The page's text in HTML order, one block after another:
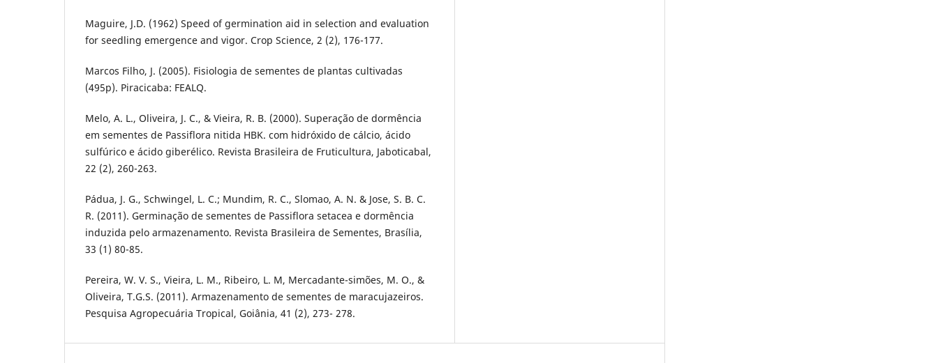
Maguire, J.D. (1962) Speed of germination aid in selection and evaluation
for seedling emergence and vigor. Crop Science, 2 (2), 176-177.
Marcos Filho, J. (2005). Fisiologia de sementes de plantas cultivadas
(495p). Piracicaba: FEALQ.
Melo, A. L., Oliveira, J. C., & Vieira, R. B. (2000). Superação de dormência
em sementes de Passiflora nitida HBK. com hidróxido de cálcio, ácido
sulfúrico e ácido giberélico. Revista Brasileira de Fruticultura, Jaboticabal,
22 (2), 260-263.
Pádua, J. G., Schwingel, L. C.; Mundim, R. C., Slomao, A. N. & Jose, S. B. C.
R. (2011). Germinação de sementes de Passiflora setacea e dormência
induzida pelo armazenamento. Revista Brasileira de Sementes, Brasília,
33 (1) 80-85.
Pereira, W. V. S., Vieira, L. M., Ribeiro, L. M, Mercadante-simões, M. O., &
Oliveira, T.G.S. (2011). Armazenamento de sementes de maracujazeiros.
Pesquisa Agropecuária Tropical, Goiânia, 41 (2), 273- 278.